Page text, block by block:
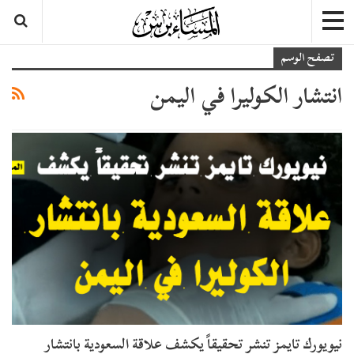
تصفح الوسم
انتشار الكوليرا في اليمن
نيويورك تايمز تنشر تحقيقاً يكشف علاقة السعودية بانتشار